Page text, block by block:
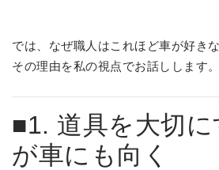
では、なぜ職人はこれほど車が好きな
その理由を私の視点でお話しします。
■1. 道具を大切
が車にも向く